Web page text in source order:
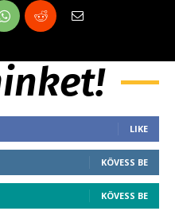
LIKE
KÖVESS BE
KÖVESS BE